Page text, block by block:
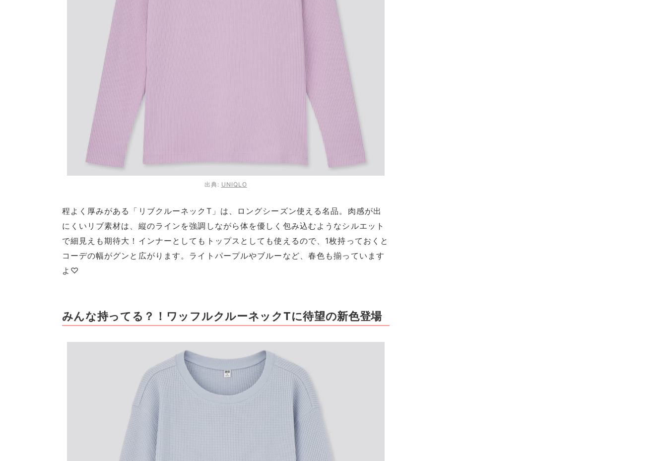
出典: UNIQLO
程よく厚みがある「リブクルーネックT」は、ロングシーズン使える名品。肉感が出
にくいリブ素材は、縦のラインを強調しながら体を優しく包み込むようなシルエット
で細見えも期待大！インナーとしてもトップスとしても使えるので、1枚持っておくと
コーデの幅がグンと広がります。ライトパープルやブルーなど、春色も揃っています
よ♡
みんな持ってる？！ワッフルクルーネックTに待望の新色登場